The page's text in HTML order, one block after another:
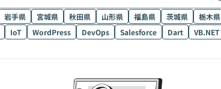
岩手県 宮城県 秋田県 山形県 福島県 茨城県 栃木県
IoT WordPress DevOps Salesforce Dart VB.NET